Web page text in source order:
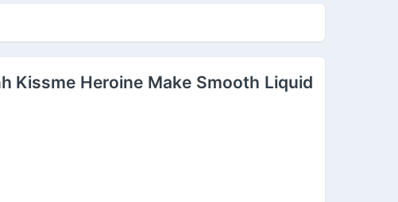
Kissme Heroine Make Smooth Liquid